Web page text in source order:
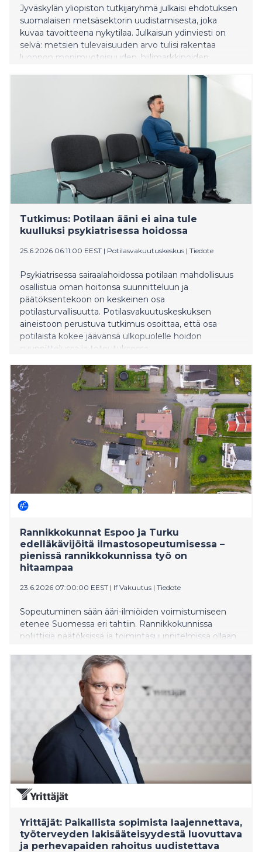
Jyväskylän yliopiston tutkijaryhmä julkaisi ehdotuksen
suomalaisen metsäsektorin uudistamisesta, joka
kuvaa tavoitteena nykytilaa. Julkaisun ydinviesti on
selvä: metsien tulevaisuuden arvo tulisi rakentaa
luonnon monimuotoisuuden, hiilimarkkinoiden,
varaan puuntuotannon sijaan. Metsäammattilaisten
arviointi esitysten vaikutuksesta löysi useita
Tutkimus: Potilaan ääni ei aina tule
kuulluksi psykiatrisessa hoidossa
25.6.2026 06:11:00 EEST | Potilasvakuutuskeskus | Tiedote
Psykiatrisessa sairaalahoidossa potilaan mahdollisuus
osallistua oman hoitonsa suunnitteluun ja
päätöksentekoon on keskeinen osa
potilasturvallisuutta. Potilasvakuutuskeskuksen
aineistoon perustuva tutkimus osoittaa, että osa
potilaista kokee jäävänsä ulkopuolelle hoidon
suunnittelussa ja toteutuksessa.
Rannikkokunnat Espoo ja Turku
edelläkävijöitä ilmastosopeutumisessa –
pienissä rannikkokunnissa työ on
hitaampaa
23.6.2026 07:00:00 EEST | If Vakuutus | Tiedote
Sopeutuminen sään ääri-ilmiöiden voimistumiseen
etenee Suomessa eri tahtiin. Rannikkokunnissa
poliittisia päätöksissä ja toimintasuunnitelmissa ollaan
useammin käytännön toimissa.
Yrittäjät: Paikallista sopimista laajennettava,
työterveyden lakisääteisyydestä luovuttava
ja perhevapaiden rahoitus uudistettava